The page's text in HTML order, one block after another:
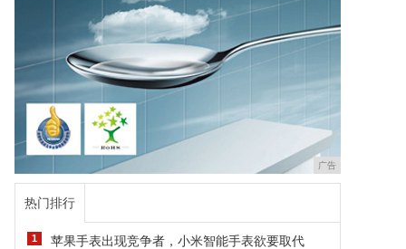
广告
热门排行
1 苹果手表出现竞争者，小米智能手表欲要取代